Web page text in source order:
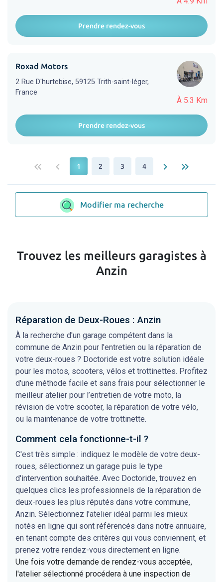
Prendre rendez-vous
À 5.3 Km
Roxad Motors
2 Rue D'hurtebise, 59125 Trith-saint-léger,
France
Prendre rendez-vous
keyboard_double_arrow_left keyboard_arrow_left 1 2 3 4 keyboard_arrow_right keyboard_double_arrow_right
Modifier ma recherche
Trouvez les meilleurs garagistes à
Anzin
Réparation de Deux-Roues : Anzin
À la recherche d'un garage compétent dans la
commune de Anzin pour l'entretien ou la réparation de
votre deux-roues ? Doctoride est votre solution idéale
pour les motos, scooters, vélos et trottinettes. Profitez
d'une méthode facile et sans frais pour sélectionner le
meilleur atelier pour l’entretien de votre moto, la
révision de votre scooter, la réparation de votre vélo,
ou la maintenance de votre trottinette.
Comment cela fonctionne-t-il ?
C'est très simple : indiquez le modèle de votre deux-
roues, sélectionnez un garage puis le type
d'intervention souhaitée. Avec Doctoride, trouvez en
quelques clics les professionnels de la réparation de
deux-roues les plus réputés dans votre commune,
Anzin. Sélectionnez l'atelier idéal parmi les mieux
notés en ligne qui sont référencés dans notre annuaire,
en tenant compte des critères qui vous conviennent, et
prenez votre rendez-vous directement en ligne.
Une fois votre demande de rendez-vous acceptée,
l'atelier sélectionné procédera à une inspection de